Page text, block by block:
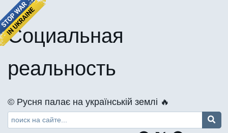
Социальная
реальность
©️ Русня палає на українській землі 🔥